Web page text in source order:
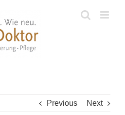
Previous Next